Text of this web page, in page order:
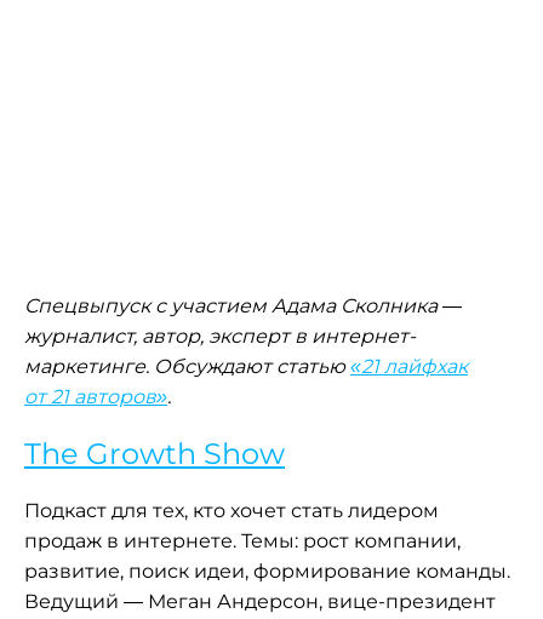
Спецвыпуск с участием Адама Сколника —
журналист, автор, эксперт в интернет-
маркетинге. Обсуждают статью«21 лайфхак
от 21 авторов».
The Growth Show
Подкаст для тех, кто хочет стать лидером
продаж в интернете. Темы: рост компании,
развитие, поиск идеи, формирование команды.
Ведущий — Меган Андерсон, вице-президент